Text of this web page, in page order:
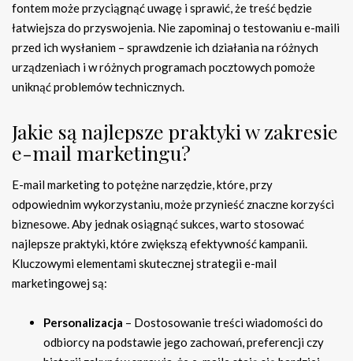
fontem może przyciągnąć uwagę i sprawić, że treść będzie
łatwiejsza do przyswojenia. Nie zapominaj o testowaniu e-maili
przed ich wysłaniem – sprawdzenie ich działania na różnych
urządzeniach i w różnych programach pocztowych pomoże
uniknąć problemów technicznych.
Jakie są najlepsze praktyki w zakresie
e-mail marketingu?
E-mail marketing to potężne narzędzie, które, przy
odpowiednim wykorzystaniu, może przynieść znaczne korzyści
biznesowe. Aby jednak osiągnąć sukces, warto stosować
najlepsze praktyki, które zwiększą efektywność kampanii.
Kluczowymi elementami skutecznej strategii e-mail
marketingowej są:
Personalizacja – Dostosowanie treści wiadomości do
odbiorcy na podstawie jego zachowań, preferencji czy